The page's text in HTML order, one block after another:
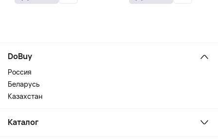
DoBuy
Россия
Беларусь
Казахстан
Каталог